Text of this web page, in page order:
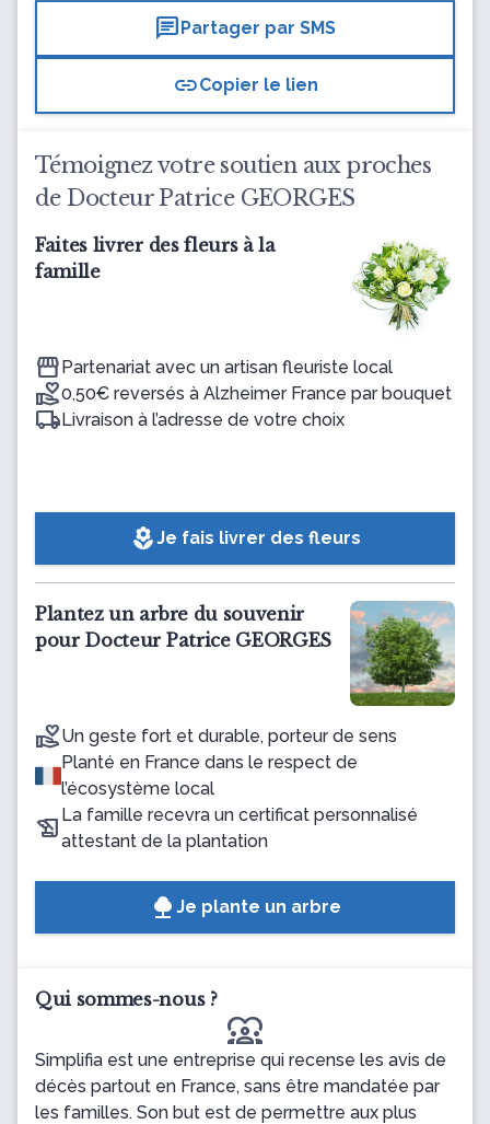
chatPartager par SMS
linkCopier le lien
Témoignez votre soutien aux proches
de Docteur Patrice GEORGES
Faites livrer des fleurs à la
famille
Partenariat avec un artisan fleuriste local
0,50€ reversés à Alzheimer France par bouquet
Livraison à l’adresse de votre choix
local_floristJe fais livrer des fleurs
Plantez un arbre du souvenir
pour Docteur Patrice GEORGES
Un geste fort et durable, porteur de sens
Planté en France dans le respect de
l’écosystème local
La famille recevra un certificat personnalisé
attestant de la plantation
Je plante un arbre
Qui sommes-nous ?
diversity_1
Simplifia est une entreprise qui recense les avis de
décès partout en France, sans être mandatée par
les familles. Son but est de permettre aux plus